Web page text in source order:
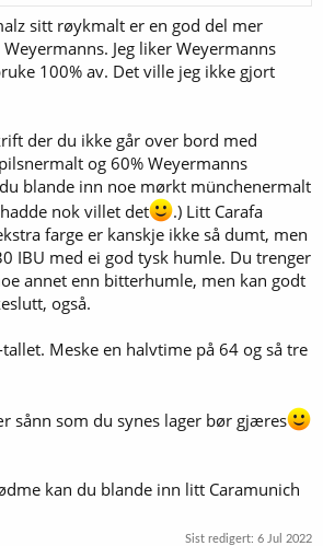
sitt røykmalt er en god del mer
Jeg liker Weyermanns
100% av. Det ville jeg ikke gjort
der du ikke går over bord med
og 60% Weyermanns
blande inn noe mørkt münchenermalt
nok villet det
.) Litt Carafa
farge er kanskje ikke så dumt, men
IBU med ei god tysk humle. Du trenger
annet enn bitterhumle, men kan godt
også.
Meske en halvtime på 64 og så tre
sånn som du synes lager bør gjæres
kan du blande inn litt Caramunich
Sist redigert: 6 Jul 2022